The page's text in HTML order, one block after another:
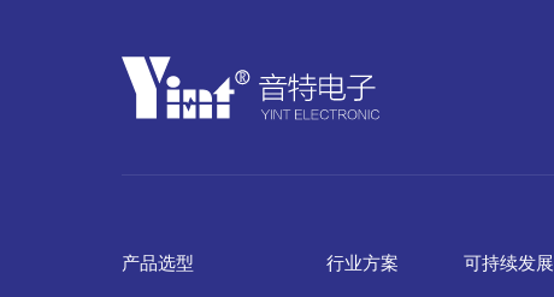
产品选型 行业方案 可持续发展